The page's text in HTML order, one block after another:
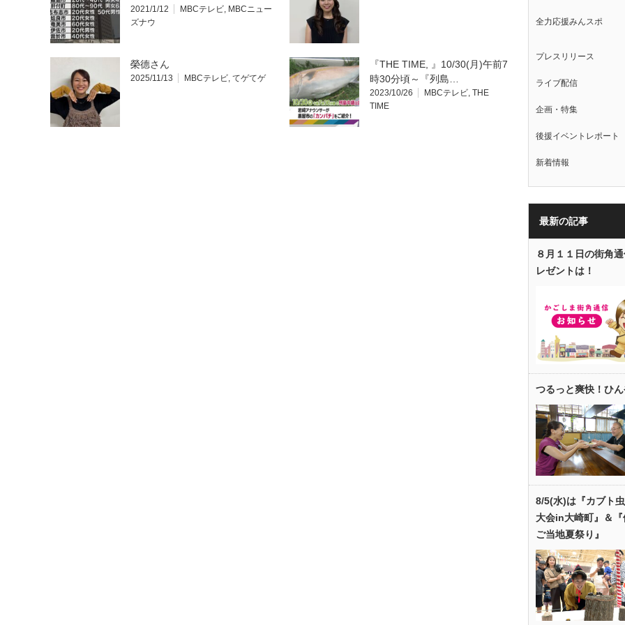
2021/1/12 MBCテレビ, MBCニュー
ズナウ
榮德さん
2025/11/13 MBCテレビ, てゲてゲ
『THE TIME, 』10/30(月)午前7
時30分頃～『列島…
2023/10/26 MBCテレビ, THE
TIME
全力応援みんスポ
プレスリリース
ライブ配信
企画・特集
後援イベントレポート
新着情報
最新の記事
８月１１日の街角
レゼントは！
つるっと爽快！ひ
8/5(水)は『カブト
大会in大崎町』＆『
ご当地夏祭り』